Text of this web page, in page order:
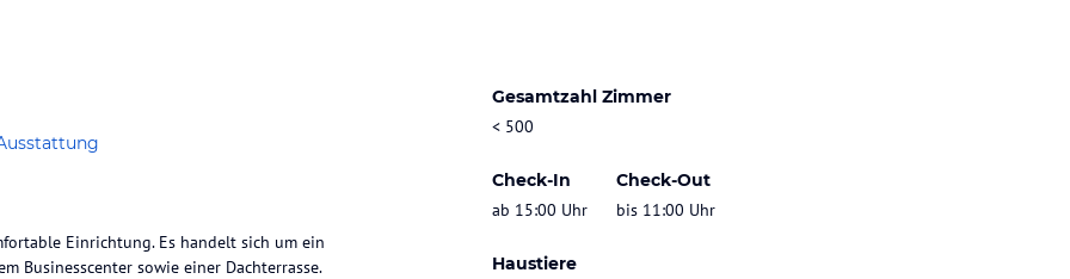
Gesamtzahl Zimmer
< 500
Check-In
ab 15:00 Uhr
Check-Out
bis 11:00 Uhr
Haustiere
Einrichtung. Es handelt sich um ein
Businesscenter sowie einer Dachterrasse.